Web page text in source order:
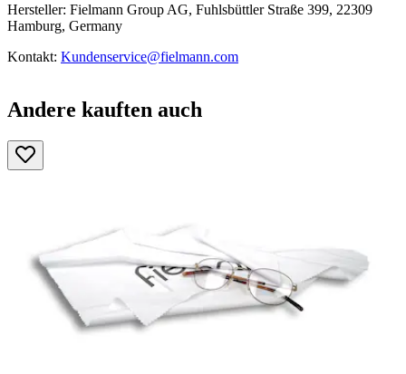
Hersteller: Fielmann Group AG, Fuhlsbüttler Straße 399, 22309
Hamburg, Germany
Kontakt: Kundenservice@fielmann.com
Andere kauften auch